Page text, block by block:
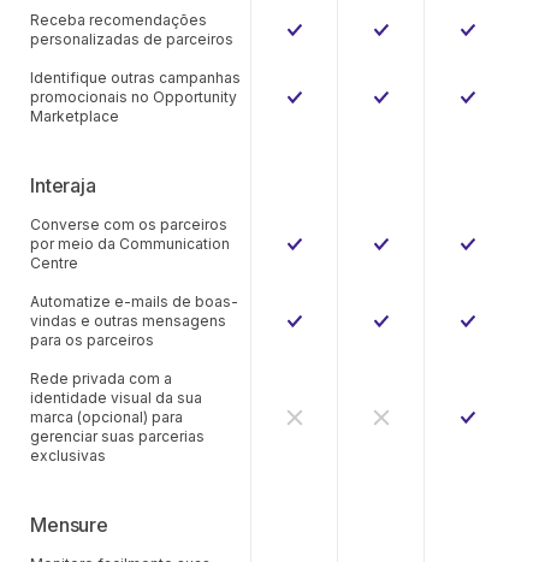
Receba recomendações
personalizadas de parceiros
Identifique outras campanhas
promocionais no Opportunity
Marketplace
Interaja
Converse com os parceiros
por meio da Communication
Centre
Automatize e-mails de boas-
vindas e outras mensagens
para os parceiros
Rede privada com a
identidade visual da sua
marca (opcional) para
gerenciar suas parcerias
exclusivas
Mensure